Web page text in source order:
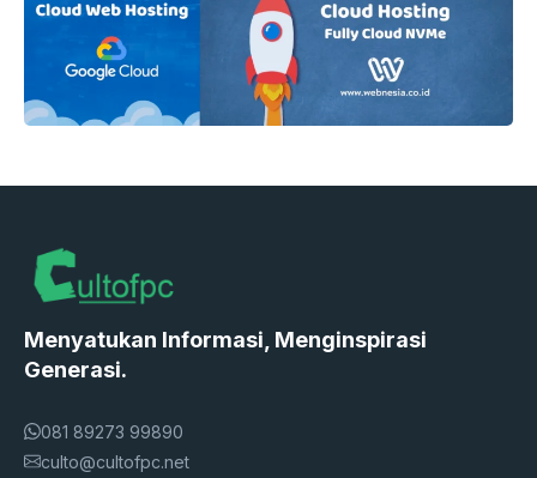
Menyatukan Informasi, Menginspirasi
Generasi.
081 89273 99890
culto@cultofpc.net